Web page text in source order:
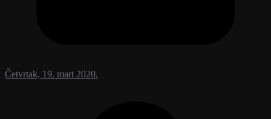
Četvrtak, 19. mart 2020.